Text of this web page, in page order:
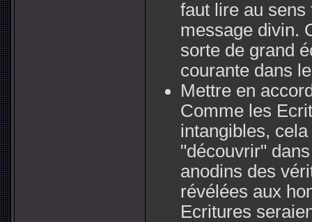
faut lire au
message divin.
sorte de grand
courante dans
Mettre en
Comme les
intangibles,
"découvrir"
anodins des
révélées aux
Ecritures